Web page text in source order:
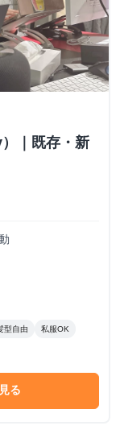
｜既存・新
型自由 私服OK
る